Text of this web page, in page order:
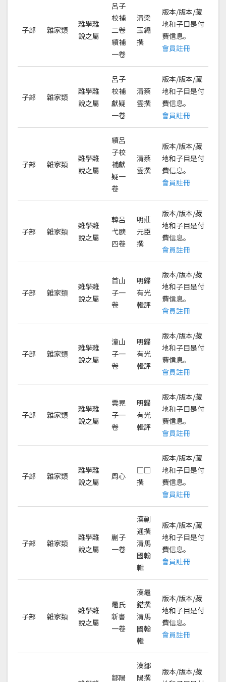
子部 雜家類
雜學雜
說之屬
呂子
校補
二卷
續補
一卷
清梁
玉繩
撰
版本/版本/藏
地和子目是付
費信息。
會員註冊
子部 雜家類
雜學雜
說之屬
呂子
校補
獻疑
一卷
清蔡
雲撰
版本/版本/藏
地和子目是付
費信息。
會員註冊
子部 雜家類
雜學雜
說之屬
續呂
子校
補獻
疑一
卷
清蔡
雲撰
版本/版本/藏
地和子目是付
費信息。
會員註冊
子部 雜家類
雜學雜
說之屬
韓呂
弋腴
四卷
明莊
元臣
撰
版本/版本/藏
地和子目是付
費信息。
會員註冊
子部 雜家類
雜學雜
說之屬
首山
子一
卷
明歸
有光
輯評
版本/版本/藏
地和子目是付
費信息。
會員註冊
子部 雜家類
雜學雜
說之屬
潼山
子一
卷
明歸
有光
輯評
版本/版本/藏
地和子目是付
費信息。
會員註冊
子部 雜家類
雜學雜
說之屬
雲晃
子一
卷
明歸
有光
輯評
版本/版本/藏
地和子目是付
費信息。
會員註冊
子部 雜家類
雜學雜
說之屬
周心
□□
撰
版本/版本/藏
地和子目是付
費信息。
會員註冊
子部 雜家類
雜學雜
說之屬
蒯子
一卷
漢蒯
通撰
清馬
國翰
輯
版本/版本/藏
地和子目是付
費信息。
會員註冊
子部 雜家類
雜學雜
說之屬
鼂氏
新書
一卷
漢鼂
錯撰
清馬
國翰
輯
版本/版本/藏
地和子目是付
費信息。
會員註冊
鄒陽
漢鄒
陽撰
版本/版本/藏